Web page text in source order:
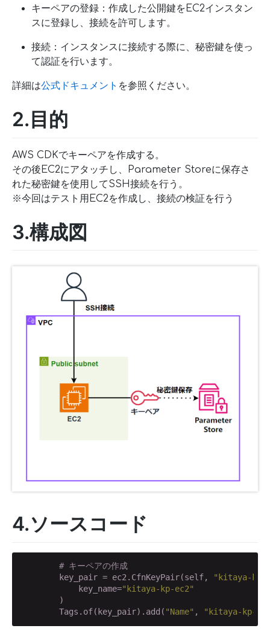
キーペアの登録：作成した公開鍵をEC2インスタン
スに登録し、接続を許可します。
接続：インスタンスに接続する際に、秘密鍵を使っ
て認証を行います。
詳細は公式ドキュメント を参照ください。
2.目的
AWS CDKでキーペアを作成する。
その後EC2にアタッチし、Parameter Storeに保存さ
れた秘密鍵を使用してSSH接続を行う。
※今回はテスト用EC2を作成し、接続の検証を行う
3.構成図
4.ソースコード
# キーペアの作成
        key_pair = ec2.CfnKeyPair(self,
"kitaya-kp-
            key_name=
"kitaya-kp-ec2"
        )
        Tags.of(key_pair).add(
"Name" , "kitaya-kp-